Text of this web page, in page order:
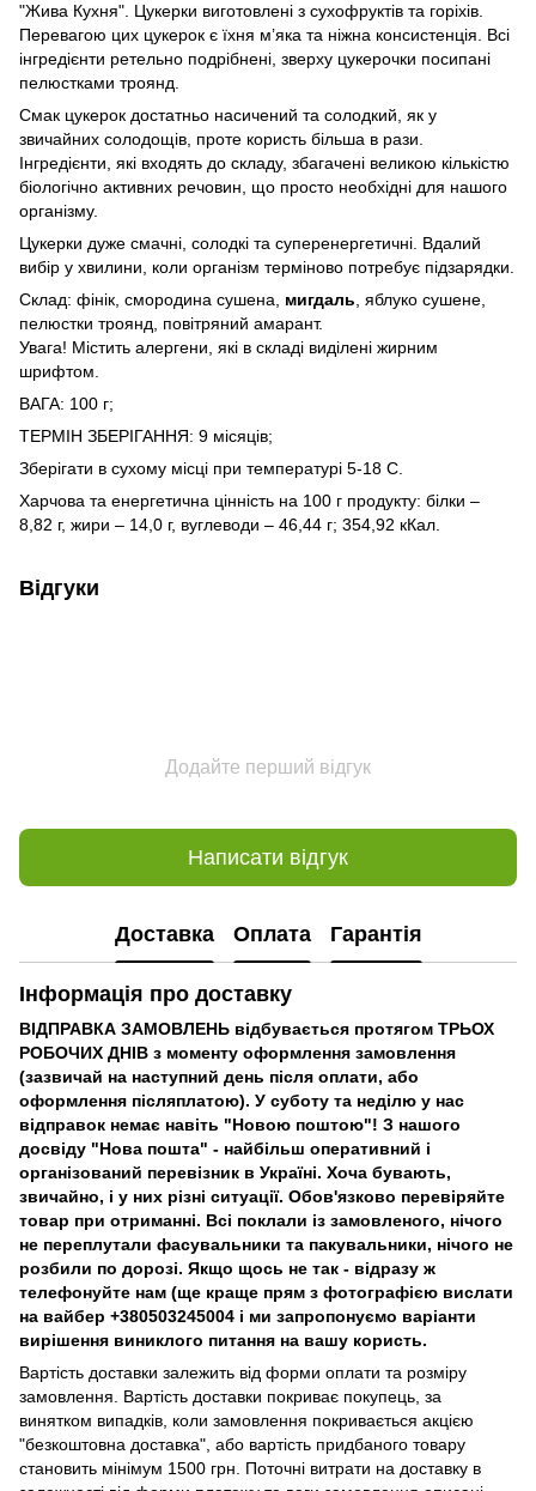
"Жива Кухня". Цукерки виготовлені з сухофруктів та горіхів.
Перевагою цих цукерок є їхня м’яка та ніжна консистенція. Всі
інгредієнти ретельно подрібнені, зверху цукерочки посипані
пелюстками троянд.
Смак цукерок достатньо насичений та солодкий, як у
звичайних солодощів, проте користь більша в рази.
Інгредієнти, які входять до складу, збагачені великою кількістю
біологічно активних речовин, що просто необхідні для нашого
організму.
Цукерки дуже смачні, солодкі та суперенергетичні. Вдалий
вибір у хвилини, коли організм терміново потребує підзарядки.
Склад: фінік, смородина сушена, мигдаль , яблуко сушене,
пелюстки троянд, повітряний амарант.
Увага! Містить алергени, які в складі виділені жирним
шрифтом.
ВАГА: 100 г;
ТЕРМІН ЗБЕРІГАННЯ: 9 місяців;
Зберігати в сухому місці при температурі 5-18 С.
Харчова та енергетична цінність на 100 г продукту: білки –
8,82 г, жири – 14,0 г, вуглеводи – 46,44 г; 354,92 кКал.
Відгуки
Додайте перший відгук
Написати відгук
Доставка Оплата Гарантія
Інформація про доставку
ВІДПРАВКА ЗАМОВЛЕНЬ відбувається протягом ТРЬОХ
РОБОЧИХ ДНІВ з моменту оформлення замовлення
(зазвичай на наступний день після оплати, або
оформлення післяплатою). У суботу та неділю у нас
відправок немає навіть "Новою поштою"! З нашого
досвіду "Нова пошта" - найбільш оперативний і
організований перевізник в Україні. Хоча бувають,
звичайно, і у них різні ситуації. Обов'язково перевіряйте
товар при отриманні. Всі поклали із замовленого, нічого
не переплутали фасувальники та пакувальники, нічого не
розбили по дорозі. Якщо щось не так - відразу ж
телефонуйте нам (ще краще прям з фотографією вислати
на вайбер +380503245004 і ми запропонуємо варіанти
вирішення виниклого питання на вашу користь.
Вартість доставки залежить від форми оплати та розміру
замовлення. Вартість доставки покриває покупець, за
винятком випадків, коли замовлення покривається акцією
"безкоштовна доставка", або вартість придбаного товару
становить мінімум 1500 грн. Поточні витрати на доставку в